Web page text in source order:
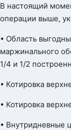
В настоящий
операции выше,
• Область
маржинального
1/4 и 1/2
• Котировка
• Котировка
• Внутридневные